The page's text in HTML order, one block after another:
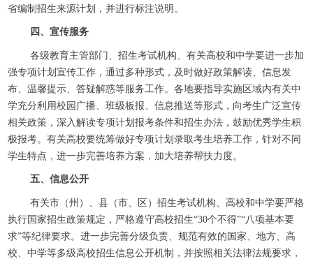
省编制招生来源计划，并进行标注说明。
四、宣传服务
各级教育主管部门、招生考试机构、有关高校和中学要进一步加
强专项计划宣传工作，通过多种形式，及时做好政策解读、信息发
布、温馨提示、答疑解惑等服务工作。各地要指导实施区域内有关中
学充分利用校园广播、班级板报、信息推送等形式，向考生广泛宣传
相关政策，深入解读专项计划报考条件和招生办法，鼓励优秀学生积
极报考。有关高校要统筹做好专项计划录取考生培养工作，针对不同
学生特点，进一步完善培养方案，加大培养帮扶力度。
五、信息公开
有关市（州）、县（市、区）招生考试机构、高校和中学要严格
执行国家招生政策规定，严格遵守高校招生“30个不得”“八项基本要
求”等纪律要求。进一步完善分级负责、规范有效的国家、地方、高
校、中学等多级高校招生信息公开机制，并按照相关法律法规要求，